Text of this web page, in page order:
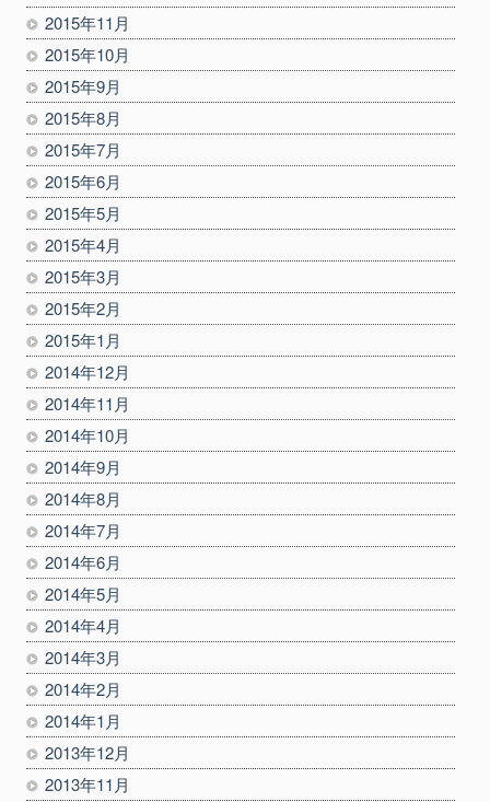
2015年11月
2015年10月
2015年9月
2015年8月
2015年7月
2015年6月
2015年5月
2015年4月
2015年3月
2015年2月
2015年1月
2014年12月
2014年11月
2014年10月
2014年9月
2014年8月
2014年7月
2014年6月
2014年5月
2014年4月
2014年3月
2014年2月
2014年1月
2013年12月
2013年11月